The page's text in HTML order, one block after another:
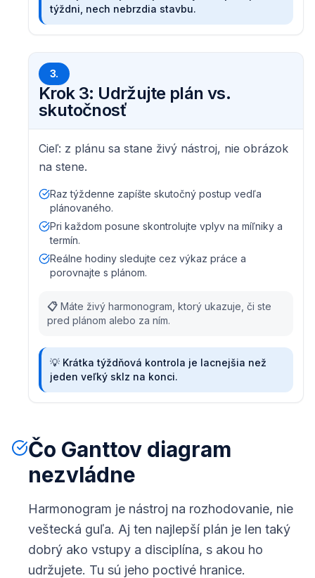
týždni, nech nebrzdia stavbu.
3.
Krok 3: Udržujte plán vs.
skutočnosť
Cieľ: z plánu sa stane živý nástroj, nie obrázok
na stene.
Raz týždenne zapíšte skutočný postup vedľa
plánovaného.
Pri každom posune skontrolujte vplyv na míľniky a
termín.
Reálne hodiny sledujte cez výkaz práce a
porovnajte s plánom.
📋 Máte živý harmonogram, ktorý ukazuje, či ste
pred plánom alebo za ním.
💡 Krátka týždňová kontrola je lacnejšia než
jeden veľký sklz na konci.
Čo Ganttov diagram
nezvládne
Harmonogram je nástroj na rozhodovanie, nie
veštecká guľa. Aj ten najlepší plán je len taký
dobrý ako vstupy a disciplína, s akou ho
udržujete. Tu sú jeho poctivé hranice.